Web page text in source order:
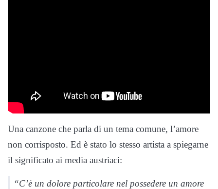
Una canzone che parla di un tema comune, l’amore
non corrisposto. Ed è stato lo stesso artista a spiegarne
il significato ai media austriaci:
“C’è un dolore particolare nel possedere un amore